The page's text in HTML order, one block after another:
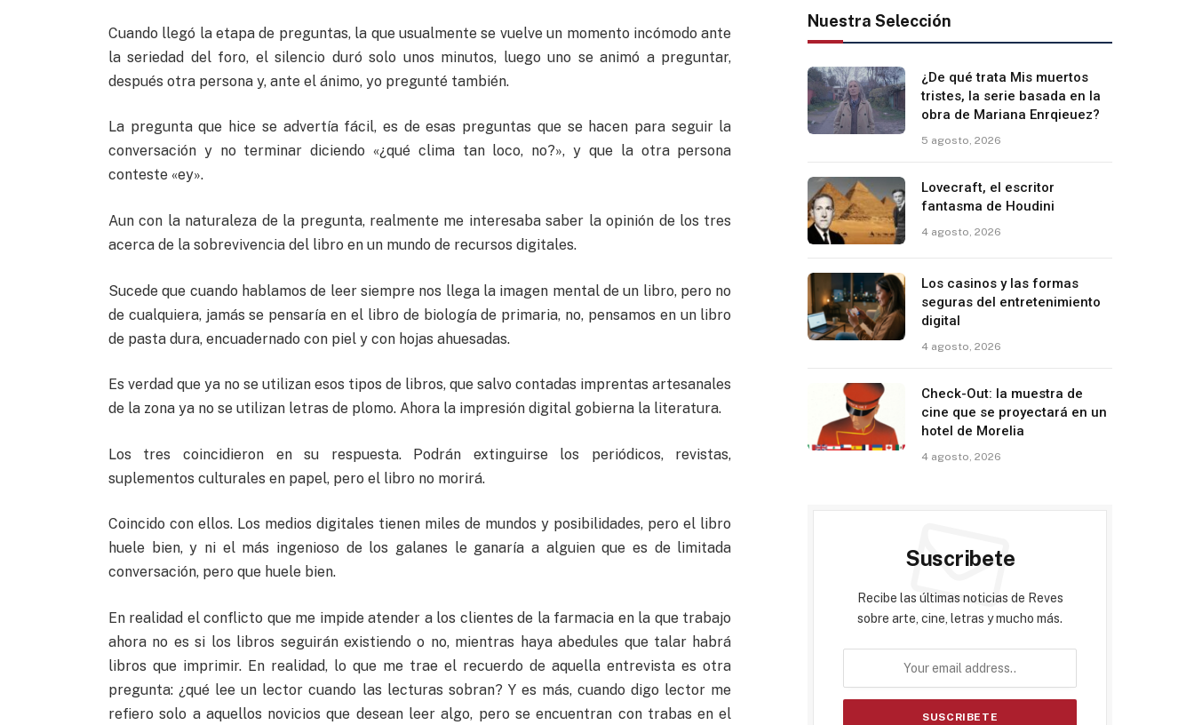
Cuando llegó la etapa de preguntas, la que usualmente se vuelve un momento incómodo ante
la seriedad del foro, el silencio duró solo unos minutos, luego uno se animó a preguntar,
después otra persona y, ante el ánimo, yo pregunté también.
La pregunta que hice se advertía fácil, es de esas preguntas que se hacen para seguir la
conversación y no terminar diciendo «¿qué clima tan loco, no?», y que la otra persona
conteste «ey».
Aun con la naturaleza de la pregunta, realmente me interesaba saber la opinión de los tres
acerca de la sobrevivencia del libro en un mundo de recursos digitales.
Sucede que cuando hablamos de leer siempre nos llega la imagen mental de un libro, pero no
de cualquiera, jamás se pensaría en el libro de biología de primaria, no, pensamos en un libro
de pasta dura, encuadernado con piel y con hojas ahuesadas.
Es verdad que ya no se utilizan esos tipos de libros, que salvo contadas imprentas artesanales
de la zona ya no se utilizan letras de plomo. Ahora la impresión digital gobierna la literatura.
Los tres coincidieron en su respuesta. Podrán extinguirse los periódicos, revistas,
suplementos culturales en papel, pero el libro no morirá.
Coincido con ellos. Los medios digitales tienen miles de mundos y posibilidades, pero el libro
huele bien, y ni el más ingenioso de los galanes le ganaría a alguien que es de limitada
conversación, pero que huele bien.
En realidad el conflicto que me impide atender a los clientes de la farmacia en la que trabajo
ahora no es si los libros seguirán existiendo o no, mientras haya abedules que talar habrá
libros que imprimir. En realidad, lo que me trae el recuerdo de aquella entrevista es otra
pregunta: ¿qué lee un lector cuando las lecturas sobran? Y es más, cuando digo lector me
refiero solo a aquellos novicios que desean leer algo, pero se encuentran con trabas en el
Nuestra Selección
¿De qué trata Mis muertos
tristes, la serie basada en la
obra de Mariana Enrqieuez?
5 agosto, 2026
Lovecraft, el escritor
fantasma de Houdini
4 agosto, 2026
Los casinos y las formas
seguras del entretenimiento
digital
4 agosto, 2026
Check-Out: la muestra de
cine que se proyectará en un
hotel de Morelia
4 agosto, 2026
Suscribete
Recibe las últimas noticias de Reves
sobre arte, cine, letras y mucho más.